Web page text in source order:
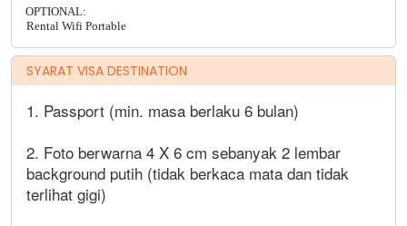
OPTIONAL:
Rental Wifi Portable
SYARAT VISA DESTINATION
1. Passport (min. masa berlaku 6 bulan)
2. Foto berwarna 4 X 6 cm sebanyak 2 lembar
background putih (tidak berkaca mata dan tidak
terlihat gigi)